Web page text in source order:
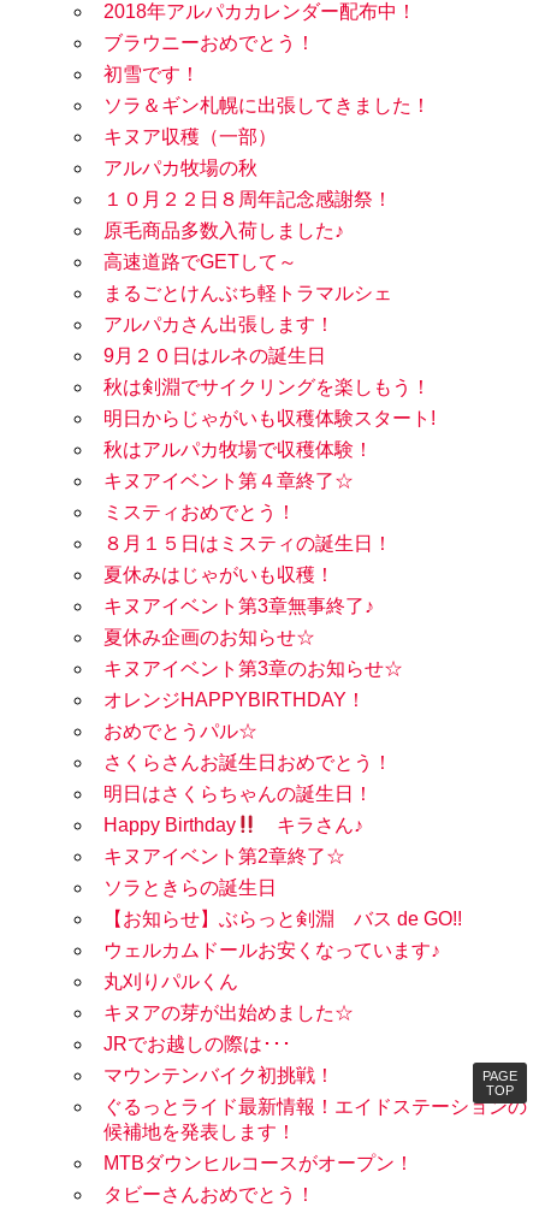
2018年アルパカカレンダー配布中！
ブラウニーおめでとう！
初雪です！
ソラ＆ギン札幌に出張してきました！
キヌア収穫（一部）
アルパカ牧場の秋
１０月２２日８周年記念感謝祭！
原毛商品多数入荷しました♪
高速道路でGETして～
まるごとけんぶち軽トラマルシェ
アルパカさん出張します！
9月２０日はルネの誕生日
秋は剣淵でサイクリングを楽しもう！
明日からじゃがいも収穫体験スタート!
秋はアルパカ牧場で収穫体験！
キヌアイベント第４章終了☆
ミスティおめでとう！
８月１５日はミスティの誕生日！
夏休みはじゃがいも収穫！
キヌアイベント第3章無事終了♪
夏休み企画のお知らせ☆
キヌアイベント第3章のお知らせ☆
オレンジHAPPYBIRTHDAY！
おめでとうパル☆
さくらさんお誕生日おめでとう！
明日はさくらちゃんの誕生日！
Happy Birthday
キラさん♪
キヌアイベント第2章終了☆
ソラときらの誕生日
【お知らせ】ぶらっと剣淵 バス de GO!!
ウェルカムドールお安くなっています♪
丸刈りパルくん
キヌアの芽が出始めました☆
JRでお越しの際は･･･
マウンテンバイク初挑戦！
ぐるっとライド最新情報！エイドステーションの
候補地を発表します！
MTBダウンヒルコースがオープン！
タビーさんおめでとう！
PAGE
TOP